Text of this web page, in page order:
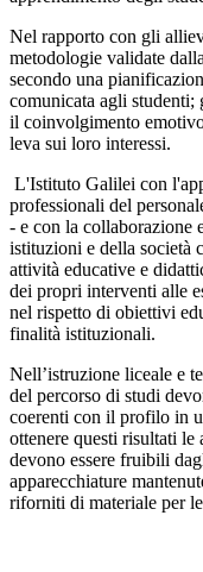
Nel rapporto con gli
metodologie validate
secondo una
comunicata agli studenti;
il coinvolgimento
leva sui loro interessi.
L'Istituto Galilei con
professionali del
- e con la collaborazione
istituzioni e della società
attività educative e
dei propri interventi alle
nel rispetto di obiettivi
finalità istituzionali.
Nell’istruzione liceale e
del percorso di studi
coerenti con il profilo in
ottenere questi risultati
devono essere fruibili
apparecchiature
riforniti di materiale per